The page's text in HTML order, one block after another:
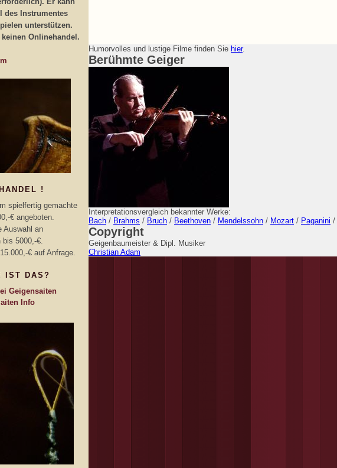
des Instrumentes
unterstützen.
keinen Onlinehandel.
!
spielfertig gemachte
€ angeboten.
Auswahl an
bis 5000,-€.
€ auf Anfrage.
IST DAS?
Geigensaiten
Info
Humorvolles und lustige Filme finden Sie hier.
Berühmte Geiger
Interpretationsvergleich bekannter Werke:
Bach / Brahms / Bruch / Beethoven / Mendelssohn / Mozart / Paganini /
Copyright
Geigenbaumeister & Dipl. Musiker
Christian Adam